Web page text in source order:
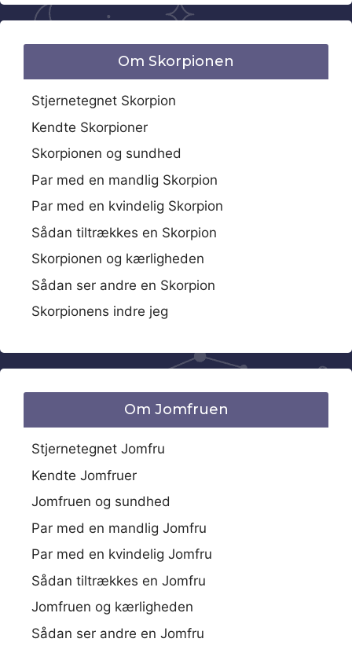
Om Skorpionen
Stjernetegnet Skorpion
Kendte Skorpioner
Skorpionen og sundhed
Par med en mandlig Skorpion
Par med en kvindelig Skorpion
Sådan tiltrækkes en Skorpion
Skorpionen og kærligheden
Sådan ser andre en Skorpion
Skorpionens indre jeg
Om Jomfruen
Stjernetegnet Jomfru
Kendte Jomfruer
Jomfruen og sundhed
Par med en mandlig Jomfru
Par med en kvindelig Jomfru
Sådan tiltrækkes en Jomfru
Jomfruen og kærligheden
Sådan ser andre en Jomfru